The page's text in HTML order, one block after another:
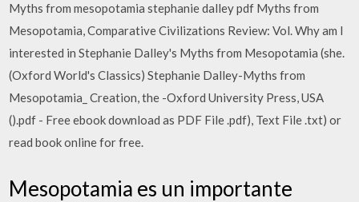
Myths from mesopotamia stephanie dalley pdf Myths from
Mesopotamia, Comparative Civilizations Review: Vol. Why am I
interested in Stephanie Dalley's Myths from Mesopotamia (she.
(Oxford World's Classics) Stephanie Dalley-Myths from
Mesopotamia_ Creation, the -Oxford University Press, USA
().pdf - Free ebook download as PDF File .pdf), Text File .txt) or
read book online for free.
Mesopotamia es un importante